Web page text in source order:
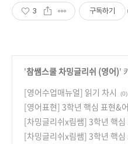
3 구독하기
'참쌤스쿨 차밍글리쉬 (영어)'
[영어수업매뉴얼] 읽기 차시
(0)
[영어표현] 3학년 핵심 표현&
[차밍글리쉬x림쌤] 3학년 핵
[차밍글리쉬x림쌤] 3학년 핵